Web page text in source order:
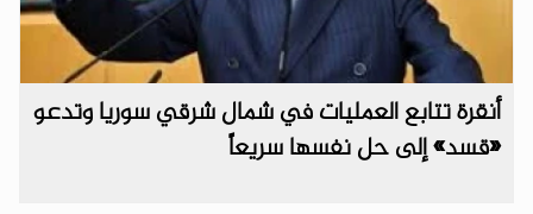
أنقرة تتابع العمليات في شمال شرقي سوريا وتدعو
«قسد» إلى حل نفسها سريعاً